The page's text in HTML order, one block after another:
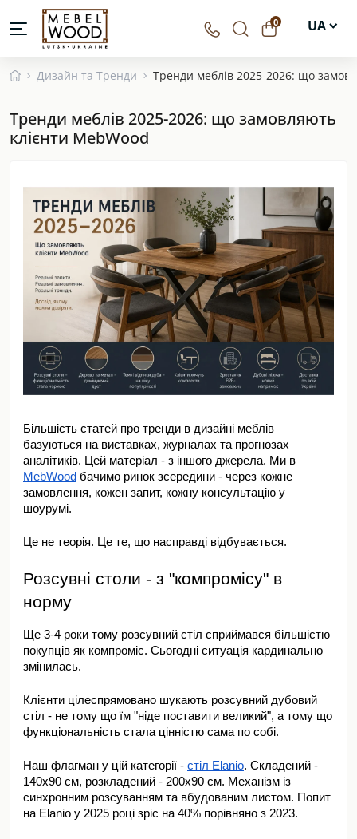
0 UA
PL
Дизайн та Тренди Тренди меблів 2025-2026: що
Тренди меблів 2025-2026: що замовляють
клієнти MebWood
Більшість статей про тренди в дизайні меблів
базуються на виставках, журналах та прогнозах
MebWood бачимо ринок зсередини - через кожне
замовлення, кожен запит, кожну консультацію у
шоурумі.
Це не теорія. Це те, що насправді відбувається.
Розсувні столи - з "компромісу" в
норму
Ще 3-4 роки тому розсувний стіл сприймався більшістю
покупців як компроміс. Сьогодні ситуація кардинально
змінилась.
Клієнти цілеспрямовано шукають розсувний дубовий
стіл - не тому що їм "ніде поставити великий", а тому що
функціональність стала цінністю сама по собі.
Наш флагман у цій категорії - стіл Elanio. Складений -
140x90 см, розкладений - 200x90 см. Механізм із
синхронним розсуванням та вбудованим листом. Попит
на Elanio у 2025 році зріс на 40% порівняно з 2023.